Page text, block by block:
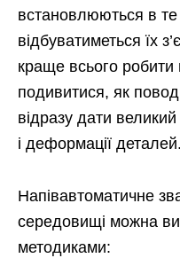
встановлюються в
відбуватиметься їх
краще всього робити
подивитися, як
відразу дати
і деформації деталей.
Напівавтоматичне
середовищі можна
методиками: